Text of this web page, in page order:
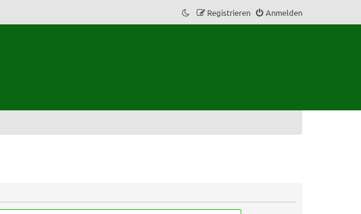
Anmelden
Registrieren